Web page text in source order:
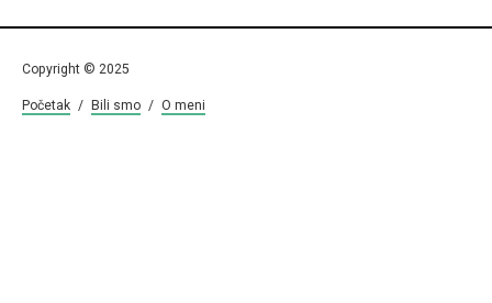
Copyright © 2025
Početak / Bili smo / O meni